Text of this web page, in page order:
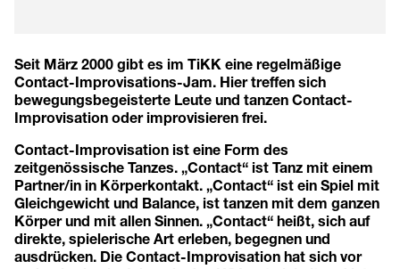
Seit März 2000 gibt es im TiKK eine regelmäßige
Contact-Improvisations-Jam. Hier treffen sich
bewegungsbegeisterte Leute und tanzen Contact-
Improvisation oder improvisieren frei.
Contact-Improvisation ist eine Form des
zeitgenössische Tanzes. „Contact“ ist Tanz mit einem
Partner/in in Körperkontakt. „Contact“ ist ein Spiel mit
Gleichgewicht und Balance, ist tanzen mit dem ganzen
Körper und mit allen Sinnen. „Contact“ heißt, sich auf
direkte, spielerische Art erleben, begegnen und
ausdrücken. Die Contact-Improvisation hat sich vor